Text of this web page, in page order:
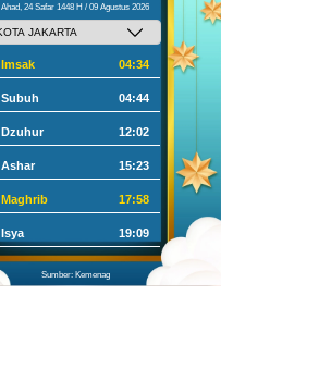
Ahad, 24 Safar 1448 H / 09 Agustus 2026
Imsak 04:34
Subuh 04:44
Dzuhur 12:02
Ashar 15:23
Maghrib 17:58
Isya 19:09
Sumber: Kemenag